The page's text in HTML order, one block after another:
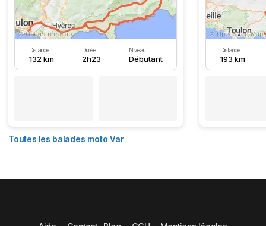
Distance
132 km
Durée
2h23
Niveau
Débutant
Distance
193 km
Toutes les balades moto Var